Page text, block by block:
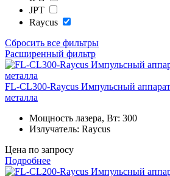
JPT
Raycus
Сбросить все фильтры
Расширенный фильтр
FL-CL300-Raycus Импульсный
металла
Мощность лазера, Вт: 300
Излучатель: Raycus
Цена по запросу
Подробнее